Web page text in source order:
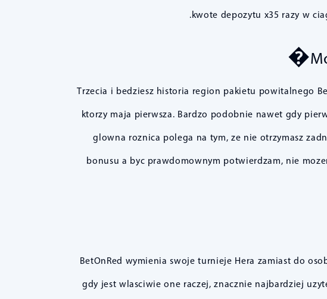
kwote depozytu x35 razy w
Trzecia i bedziesz historia region pakietu powitalnego
ktorzy maja pierwsza. Bardzo podobnie nawet gdy
glowna roznica polega na tym, ze nie otrzymasz
bonusu a byc prawdomownym potwierdzam, nie
BetOnRed wymienia swoje turnieje Hera zamiast do
gdy jest wlasciwie one raczej, znacznie najbardziej